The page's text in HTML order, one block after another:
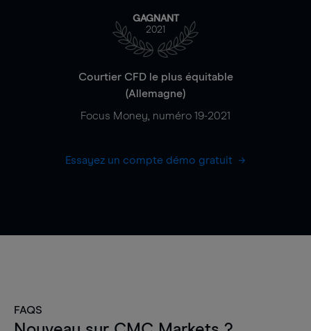
GAGNANT
2021
Courtier CFD le plus équitable
(Allemagne)
Focus Money, numéro 19-2021
Essayez un compte démo gratuit
FAQS